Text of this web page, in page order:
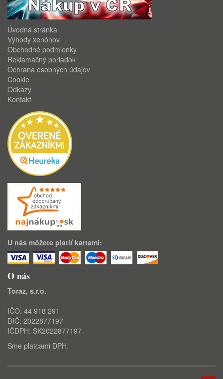
Úvodná stránka
Výhody xenónov
Obchodné podmienky
Reklamačný poriadok
Ochrana osobných údajov
Cookie
Odkazy
Kontakt
U nás môžete platiť kartami:
O nás
Toraz, s.r.o.
IČO: 44 918 291
DIČ: 2022877197
IČDPH: SK2022877197
Sme platcami DPH.